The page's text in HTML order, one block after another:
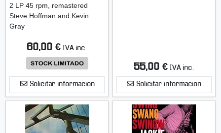
2 LP 45 rpm, remastered
Steve Hoffman and Kevin
Gray
60,00 € IVA inc.
Solicitar información
55,00 € IVA inc.
Solicitar información